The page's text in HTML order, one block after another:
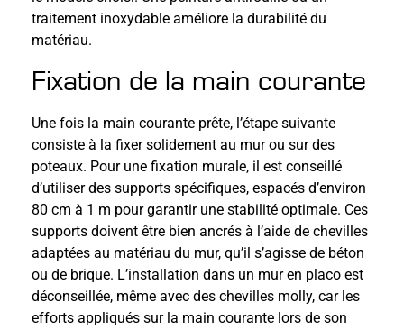
traitement inoxydable améliore la durabilité du
matériau.
Fixation de la main courante
Une fois la main courante prête, l’étape suivante
consiste à la fixer solidement au mur ou sur des
poteaux. Pour une fixation murale, il est conseillé
d’utiliser des supports spécifiques, espacés d’environ
80 cm à 1 m pour garantir une stabilité optimale. Ces
supports doivent être bien ancrés à l’aide de chevilles
adaptées au matériau du mur, qu’il s’agisse de béton
ou de brique. L’installation dans un mur en placo est
déconseillée, même avec des chevilles molly, car les
efforts appliqués sur la main courante lors de son